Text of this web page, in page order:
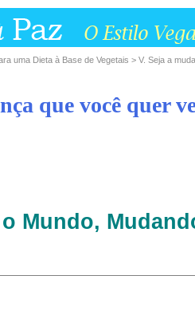
uma Dieta à Base de Vegetais > V. Seja a
que você quer
Mundo,